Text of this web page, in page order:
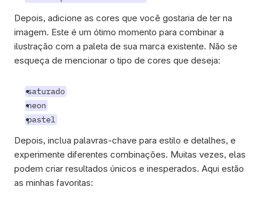
Depois, adicione as cores que você gostaria de ter na
imagem. Este é um ótimo momento para combinar a
ilustração com a paleta de sua marca existente. Não se
esqueça de mencionar o tipo de cores que deseja:
saturado
neon
pastel
Depois, inclua palavras-chave para estilo e detalhes, e
experimente diferentes combinações. Muitas vezes, elas
podem criar resultados únicos e inesperados. Aqui estão
as minhas favoritas: